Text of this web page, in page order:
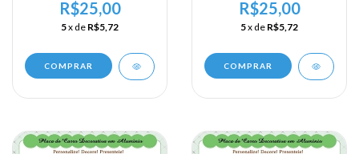
USA - Area Sul - Louisiana
- Baton Rouge
R$25,00
5x de R$5,72
COMPRAR
USA - Area Sul - Louisiana
R$25,00
5x de R$5,72
COMPRAR